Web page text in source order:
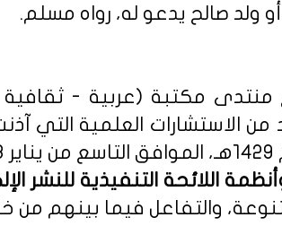
ولد صالح يدعو له، رواه مسلم.
مكتبة (عربية - ثقافية
من الاستشارات العلمية التي
والتفاعل فيما بينهم من